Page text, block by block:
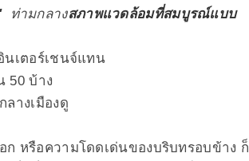
ท่ามกลางสภาพแวดล้อมที่สมบูรณ์แบบ
นเตอร์เชนจ์แทน
50 บ้าง
างเมืองดู
ก หรือความโดดเด่นของบริบทรอบข้าง ก็